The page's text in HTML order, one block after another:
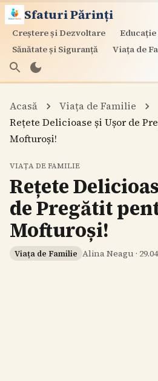
Sfaturi Părinți
Creștere și Dezvoltare
Sănătate și Siguranță
Viața de
Acasă
Viața de Familie
Rețete Delicioase și Ușor de
Mofturoși!
VIAȚA DE FAMILIE
Rețete
de Pregătit
Mofturoși!
Viața de Familie Alina Neagu ·